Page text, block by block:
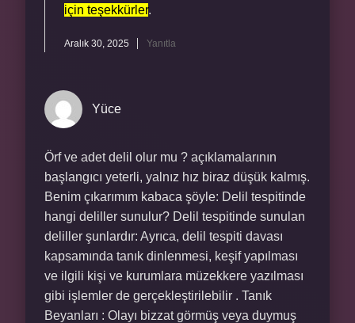
için teşekkürler.
Aralık 30, 2025 Yanıtla
Yüce
Örf ve adet delil olur mu ? açıklamalarının
başlangıcı yeterli, yalnız hız biraz düşük kalmış.
Benim çıkarımım kabaca şöyle: Delil tespitinde
hangi deliller sunulur? Delil tespitinde sunulan
deliller şunlardır: Ayrıca, delil tespiti davası
kapsamında tanık dinlenmesi, keşif yapılması
ve ilgili kişi ve kurumlara müzekkere yazılması
gibi işlemler de gerçekleştirilebilir . Tanık
Beyanları : Olayı bizzat görmüş veya duymuş